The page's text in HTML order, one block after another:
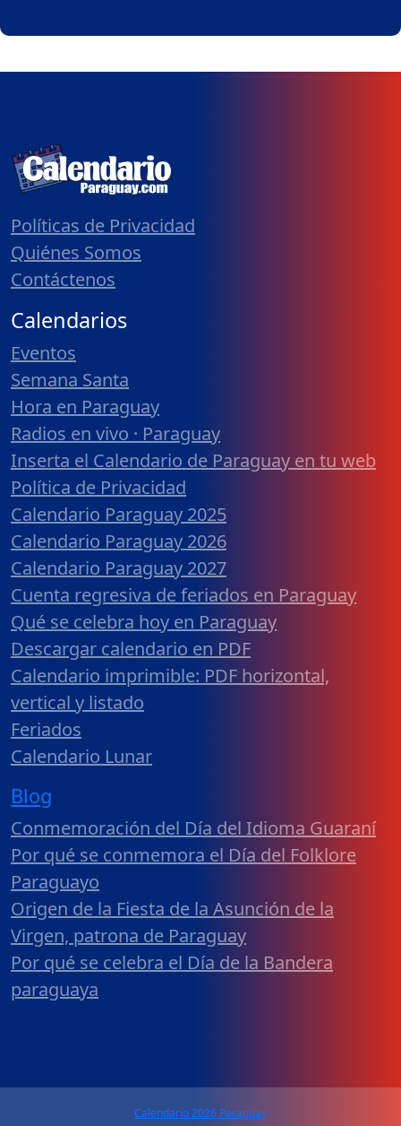
Políticas de Privacidad
Quiénes Somos
Contáctenos
Calendarios
Eventos
Semana Santa
Hora en Paraguay
Radios en vivo · Paraguay
Inserta el Calendario de Paraguay en tu web
Política de Privacidad
Calendario Paraguay 2025
Calendario Paraguay 2026
Calendario Paraguay 2027
Cuenta regresiva de feriados en Paraguay
Qué se celebra hoy en Paraguay
Descargar calendario en PDF
Calendario imprimible: PDF horizontal,
vertical y listado
Feriados
Calendario Lunar
Blog
Conmemoración del Día del Idioma Guaraní
Por qué se conmemora el Día del Folklore
Paraguayo
Origen de la Fiesta de la Asunción de la
Virgen, patrona de Paraguay
Por qué se celebra el Día de la Bandera
paraguaya
Calendario 2026 Paraguay